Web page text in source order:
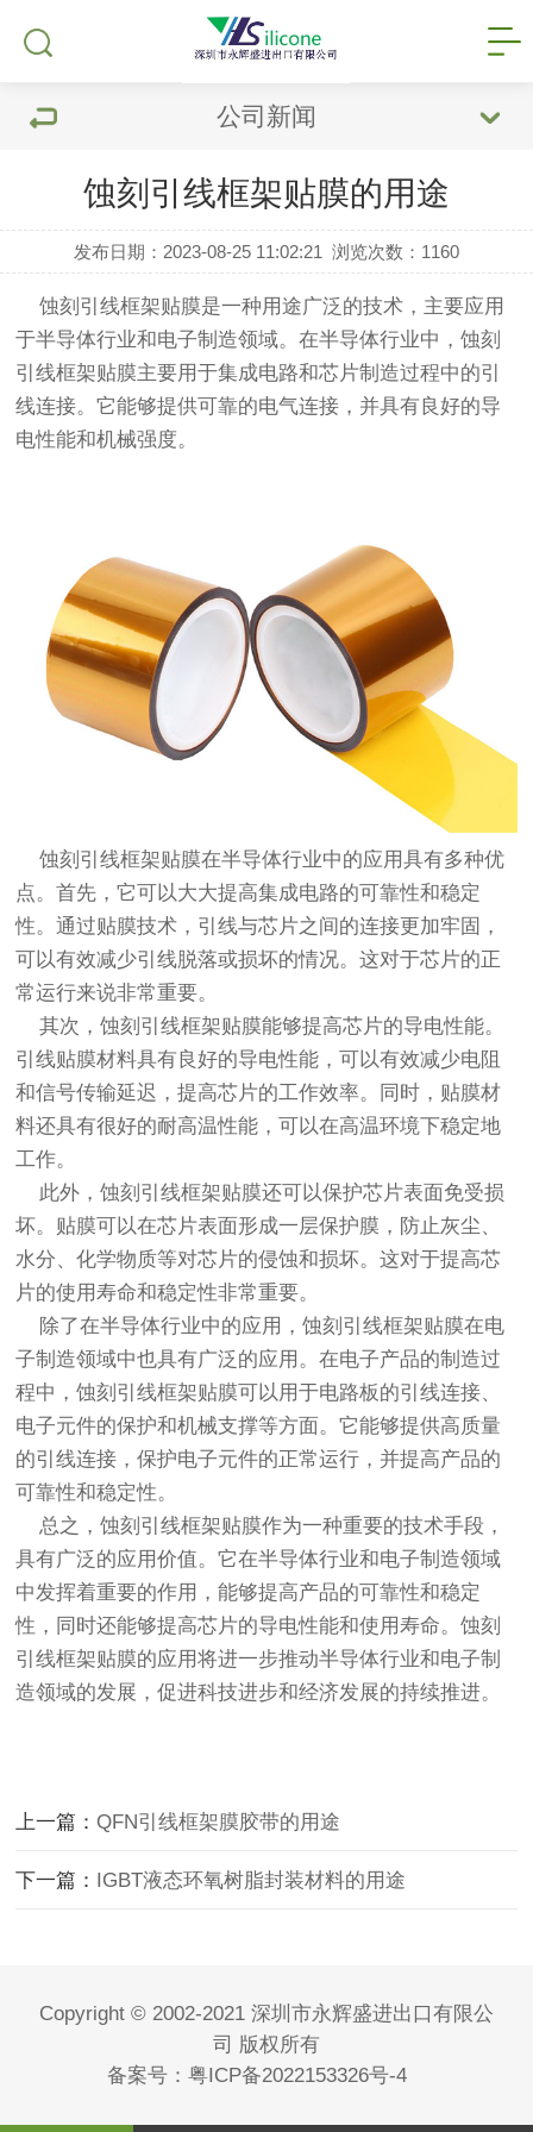
公司新闻
蚀刻引线框架贴膜的用途
发布日期：2023-08-25 11:02:21 浏览次数： 1160
蚀刻引线框架贴膜是一种用途广泛的技术，主要应用
于半导体行业和电子制造领域。在半导体行业中，蚀刻
引线框架贴膜主要用于集成电路和芯片制造过程中的引
线连接。它能够提供可靠的电气连接，并具有良好的导
电性能和机械强度。
蚀刻引线框架贴膜在半导体行业中的应用具有多种优
点。首先，它可以大大提高集成电路的可靠性和稳定
性。通过贴膜技术，引线与芯片之间的连接更加牢固，
可以有效减少引线脱落或损坏的情况。这对于芯片的正
常运行来说非常重要。
其次，蚀刻引线框架贴膜能够提高芯片的导电性能。
引线贴膜材料具有良好的导电性能，可以有效减少电阻
和信号传输延迟，提高芯片的工作效率。同时，贴膜材
料还具有很好的耐高温性能，可以在高温环境下稳定地
工作。
此外，蚀刻引线框架贴膜还可以保护芯片表面免受损
坏。贴膜可以在芯片表面形成一层保护膜，防止灰尘、
水分、化学物质等对芯片的侵蚀和损坏。这对于提高芯
片的使用寿命和稳定性非常重要。
除了在半导体行业中的应用，蚀刻引线框架贴膜在电
子制造领域中也具有广泛的应用。在电子产品的制造过
程中，蚀刻引线框架贴膜可以用于电路板的引线连接、
电子元件的保护和机械支撑等方面。它能够提供高质量
的引线连接，保护电子元件的正常运行，并提高产品的
可靠性和稳定性。
总之，蚀刻引线框架贴膜作为一种重要的技术手段，
具有广泛的应用价值。它在半导体行业和电子制造领域
中发挥着重要的作用，能够提高产品的可靠性和稳定
性，同时还能够提高芯片的导电性能和使用寿命。蚀刻
引线框架贴膜的应用将进一步推动半导体行业和电子制
造领域的发展，促进科技进步和经济发展的持续推进。
上一篇：QFN引线框架膜胶带的用途
下一篇： IGBT液态环氧树脂封装材料的用途
Copyright © 2002-2021 深圳市永辉盛进出口有限公
司 版权所有
备案号： 粤ICP备2022153326号-4